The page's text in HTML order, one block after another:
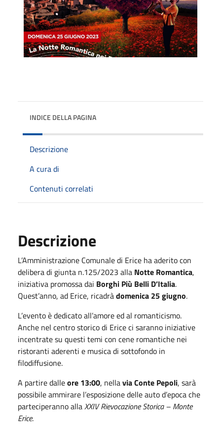
INDICE DELLA PAGINA
Descrizione
A cura di
Contenuti correlati
Descrizione
L’Amministrazione Comunale di Erice ha aderito con
delibera di giunta n.125/2023 alla Notte Romantica,
iniziativa promossa dai Borghi Più Belli D’Italia.
Quest’anno, ad Erice, ricadràdomenica 25 giugno.
L’evento è dedicato all’amore ed al romanticismo.
Anche nel centro storico di Erice ci saranno iniziative
incentrate su questi temi con cene romantiche nei
ristoranti aderenti e musica di sottofondo in
filodiffusione.
A partire dalleore 13:00, nellavia Conte Pepoli, sarà
possibile ammirare l’esposizione delle auto d’epoca che
parteciperanno allaXXIV Rievocazione Storica – Monte
Erice.